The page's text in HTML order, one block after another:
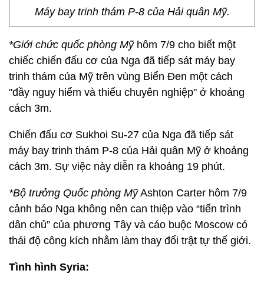
Máy bay trinh thám P-8 của Hải quân Mỹ.
*Giới chức quốc phòng Mỹhôm 7/9 cho biết một
chiếc chiến đấu cơ của Nga đã tiếp sát máy bay
trinh thám của Mỹ trên vùng Biển Đen một cách
"đầy nguy hiểm và thiếu chuyên nghiệp" ở khoảng
cách 3m.
Chiến đấu cơ Sukhoi Su-27 của Nga đã tiếp sát
máy bay trinh thám P-8 của Hải quân Mỹ ở khoảng
cách 3m. Sự việc này diễn ra khoảng 19 phút.
*Bộ trưởng Quốc phòng MỹAshton Carter hôm 7/9
cảnh báo Nga không nên can thiệp vào “tiến trình
dân chủ” của phương Tây và cáo buộc Moscow có
thái độ công kích nhằm làm thay đổi trật tự thế giới.
Tình hình Syria: